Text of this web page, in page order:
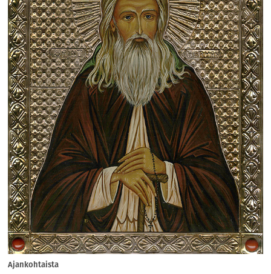
Ajankohtaista